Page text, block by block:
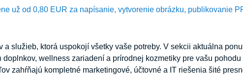
už od 0,80 EUR za napísanie, vytvorenie obrázku, publikovanie
služieb, ktorá uspokojí všetky vaše potreby. V sekcii aktuálna
wellness zariadení a prírodnej kozmetiky pre vašu
zahŕňajú kompletné marketingové, účtovné a IT riešenia šité